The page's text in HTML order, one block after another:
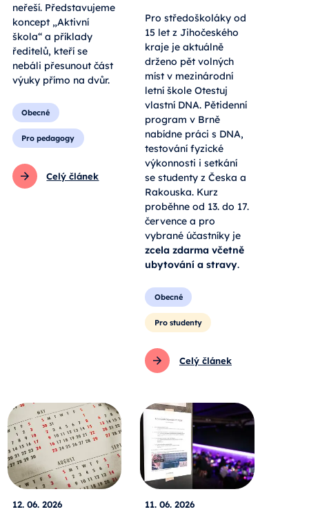
neřeší. Představujeme
koncept „Aktivní
škola“ a příklady
ředitelů, kteří se
nebáli přesunout část
výuky přímo na dvůr.
Obecné
Pro pedagogy
Celý článek
Pro středoškoláky od
15 let z Jihočeského
kraje je aktuálně
drženo pět volných
míst v mezinárodní
letní škole Otestuj
vlastní DNA. Pětidenní
program v Brně
nabídne práci s DNA,
testování fyzické
výkonnosti i setkání
se studenty z Česka a
Rakouska. Kurz
proběhne od 13. do 17.
července a pro
vybrané účastníky je
zcela zdarma včetně
ubytování a stravy.
Obecné
Pro studenty
Celý článek
12. 06. 2026 11. 06. 2026